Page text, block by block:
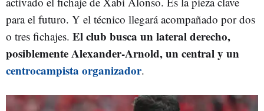
para el futuro. Y el técnico llegará acompañado por dos
o tres fichajes. El club busca un lateral derecho,
posiblemente Alexander-Arnold, un central y un
centrocampista organizador.